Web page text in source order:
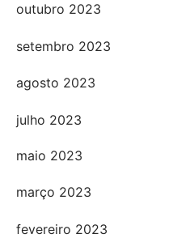
outubro 2023
setembro 2023
agosto 2023
julho 2023
maio 2023
março 2023
fevereiro 2023